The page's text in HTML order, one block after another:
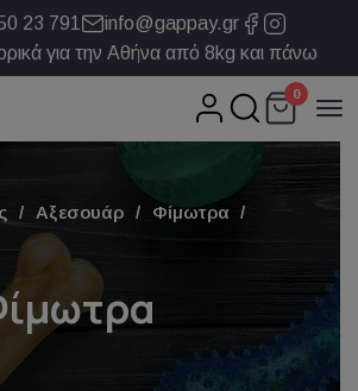
23 791
info@gappay.gr
για την Αθήνα από 8kg και πάνω
0
Αξεσουάρ
Φίμωτρα